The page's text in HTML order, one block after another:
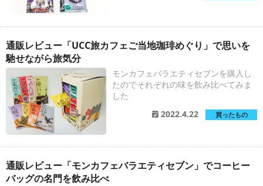
通販レビュー「UCC旅カフェご当地珈琲めぐり」で思いを
馳せながら旅気分
モンカフェバラエティセブンを購入し
たのでそれぞれの味を飲み比べてみま
した
2022.4.22
買ったもの
通販レビュー「モンカフェバラエティセブン」でコーヒー
バッグの名門を飲み比べ